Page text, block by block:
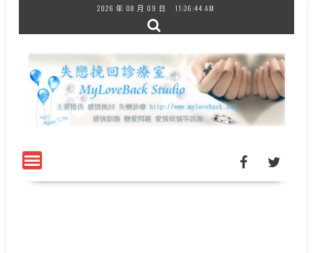
content
2026 年 08 月 09 日 11:36:44 AM